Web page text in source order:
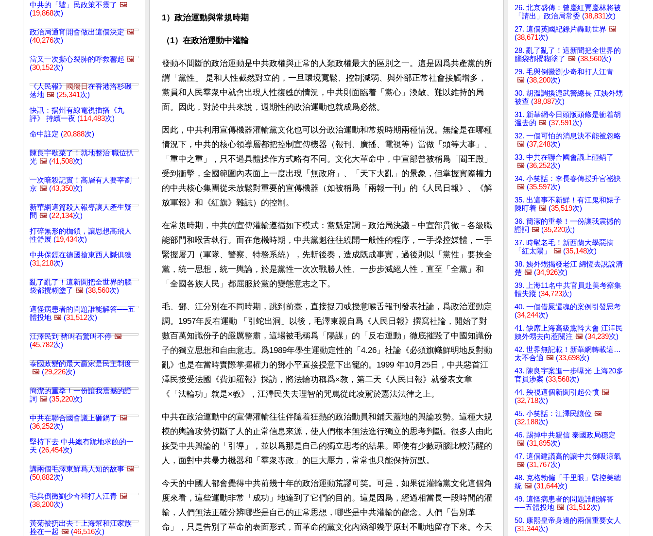
中共的「驢」民政策不靈了 🖼️
(19,868次)
政治局通宵開會做出這個決定 🖼️
(40,276次)
當又一次撕心裂肺的呼救響起 🖼️
(30,152次)
《人民報》國殤日在香港洛杉磯
落地 🖼️ (25,341次)
快訊：揚州有線電視插播《九
評》 持續一夜 (114,483次)
命中註定 (20,888次)
陳良宇歇菜了！就地整治 職位扒
光 🖼️ (41,508次)
一次暗殺記實！高層有人要宰劉
京 🖼️ (43,350次)
新華網這篇殺人報導讓人產生疑
問 🖼️ (22,134次)
打碎無形的枷鎖，讓思想高飛人
性舒展 (19,434次)
中共保鏢在德國搶東西人贓俱獲
(31,218次)
亂了亂了！這新聞把全世界的腦
袋都攪糊塗了 🖼️ (38,560次)
這怪病患者的問題誰能解答──五
體投地 🖼️ (31,512次)
江澤民到 豬叫石驚叫不停 🖼️
(45,782次)
泰國政變的最大贏家是民主制度
🖼️ (29,226次)
簡潔的重拳！一份讓我震撼的證
詞 🖼️ (35,220次)
中共在聯合國會議上砸鍋了 🖼️
(36,252次)
堅持下去 中共總有跪地求饒的一
天 (26,454次)
講兩個毛澤東鮮爲人知的故事 🖼️
(50,882次)
毛與倒黴劉少奇和打人江青 🖼️
(38,200次)
黃菊被扔出去！上海幫和江家族
拴在一起 🖼️ (46,516次)
1）政治運動與常規時期
（1）在政治運動中灌輸
發動不間斷的政治運動是中共政權與正常的人類政權最大的區別之一。這是因爲共產黨的所
謂「黨性」 是和人性截然對立的，一旦環境寬鬆、控制減弱、與外部正常社會接觸增多，
黨員和人民羣衆中就會出現人性復甦的情況，中共則面臨着「黨心」渙散、難以維持的局
面。因此，對於中共來說，週期性的政治運動也就成爲必然。
因此，中共利用宣傳機器灌輸黨文化也可以分政治運動和常規時期兩種情況。無論是在哪種
情況下，中共的核心領導層都把控制宣傳機器（報刊、廣播、電視等）當做「頭等大事」、
「重中之重」，只不過具體操作方式略有不同。文化大革命中，中宣部曾被稱爲「閻王殿」
受到衝擊，全國範圍內表面上一度出現「無政府」、「天下大亂」的景象，但掌握實際權力
的中共核心集團從未放鬆對重要的宣傳機器（如被稱爲「兩報一刊」的《人民日報》、《解
放軍報》和《紅旗》雜誌）的控制。
在常規時期，中共的宣傳灌輸遵循如下模式：黨魁定調－政治局決議－中宣部貫徹－各級職
能部門和喉舌執行。而在危機時期，中共黨魁往往繞開一般性的程序，一手操控媒體，一手
緊握屠刀（軍隊、警察、特務系統），先斬後奏，造成既成事實，過後則以「黨性」要挾全
黨，統一思想，統一輿論，於是黨性一次次戰勝人性、一步步滅絕人性，直至「全黨」和
「全國各族人民」都屈服於黨的變態意志之下。
毛、鄧、江分別在不同時期，跳到前臺，直接捉刀或授意喉舌報刊發表社論，爲政治運動定
調。1957年反右運動 「引蛇出洞」以後，毛澤東親自爲《人民日報》撰寫社論，開始了對
數百萬知識份子的嚴厲整肅，這場被毛稱爲「陽謀」的「反右運動」徹底摧毀了中國知識份
子的獨立思想和自由意志。爲1989年學生運動定性的「4.26」社論《必須旗幟鮮明地反對動
亂》也是在當時實際掌握權力的鄧小平直接授意下出籠的。1999 年10月25日，中共惡首江
澤民接受法國《費加羅報》採訪，將法輪功稱爲×教，第二天《人民日報》就發表文章
《「法輪功」就是×教》，江澤民失去理智的咒罵從此凌駕於憲法法律之上。
中共在政治運動中的宣傳灌輸往往伴隨着狂熱的政治動員和鋪天蓋地的輿論攻勢。這種大規
模的輿論攻勢切斷了人的正常信息來源，使人們根本無法進行獨立的思考判斷。很多人由此
接受中共輿論的「引導」，並以爲那是自己的獨立思考的結果。即使有少數頭腦比較清醒的
人，面對中共暴力機器和「羣衆專政」的巨大壓力，常常也只能保持沉默。
今天的中國人都會覺得中共前幾十年的政治運動荒謬可笑。可是，如果從灌輸黨文化這個角
度來看，這些運動非常「成功」地達到了它們的目的。這是因爲，經過相當長一段時間的灌
輸，人們無法正確分辨哪些是自己的正常思想，哪些是中共灌輸的觀念。人們「告別革
命」，只是告別了革命的表面形式，而革命的黨文化內涵卻幾乎原封不動地留存下來。今天
26. 北京盛傳：曾慶紅賈慶林將被
「請出」政治局常委 (38,831次)
27. 這個英國紀錄片轟動世界 🖼️
(38,671次)
28. 亂了亂了！這新聞把全世界的
腦袋都攪糊塗了 🖼️ (38,560次)
29. 毛與倒黴劉少奇和打人江青
🖼️ (38,200次)
30. 胡溫調換滬武警總長 江姨外甥
被查 (38,087次)
31. 新華網今日頭版頭條是衝着胡
溫去的 🖼️ (37,591次)
32. 一個可怕的消息決不能被忽略
🖼️ (37,248次)
33. 中共在聯合國會議上砸鍋了
🖼️ (36,252次)
34. 小笑話：李長春傳授升官祕訣
🖼️ (35,597次)
35. 出這事不新鮮！有江鬼和婊子
陳盯着 🖼️ (35,519次)
36. 簡潔的重拳！一份讓我震撼的
證詞 🖼️ (35,220次)
37. 時髦老毛！新西蘭大學惡搞
「紅太陽」
🖼️ (35,148次)
38. 姨外甥揭發老江 綿恆去說說清
楚 🖼️ (34,926次)
39. 上海11名中共官員赴美考察集
體失蹤 (34,723次)
40. 一個借屍還魂的案例引發思考
(34,244次)
41. 缺席上海高級黨幹大會 江澤民
姨外甥去向惹關注 🖼️ (34,239次)
42. 世界無記載！新華網轉載這…
太不合適 🖼️ (33,698次)
43. 陳良宇案進一步曝光 上海20多
官員涉案 (33,568次)
44. 殃視這個新聞引起公憤 🖼️
(32,718次)
45. 小笑話：江澤民讓位 🖼️
(32,188次)
46. 踢掉中共親信 泰國政局穩定
🖼️ (31,895次)
47. 這個建議高的讓中共倒吸涼氣
🖼️ (31,767次)
48. 克格勃僱「千里眼」監控美總
統 🖼️ (31,644次)
49. 這怪病患者的問題誰能解答
──五體投地 🖼️ (31,512次)
50. 康熙皇帝身邊的兩個重要女人
(31,344次)